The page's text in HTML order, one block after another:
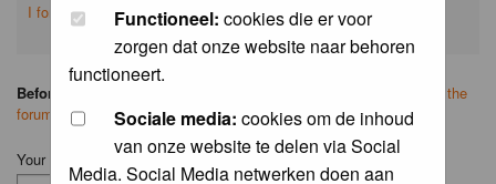
Functioneel: cookies die er voor
zorgen dat onze website naar behoren
functioneert.
Sociale media: cookies om de inhoud
van onze website te delen via Social
Media. Social Media netwerken doen aan
I forgot my password
Before you ask your question:
search on the
forum
first.
Your Name (Fill in your username if you have one):